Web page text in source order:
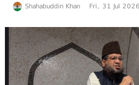
Shahabuddin Khan Fri, 31 Jul